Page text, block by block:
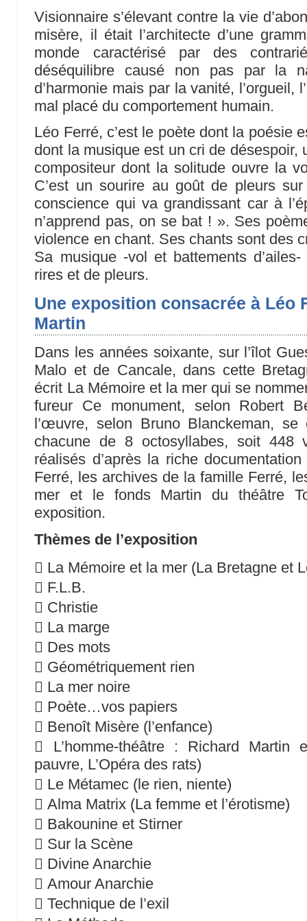
Visionnaire s’élevant contre la vie
misère, il était l’architecte d’une
monde caractérisé par des
déséquilibre causé non pas par la
d’harmonie mais par la vanité, l’orgueil,
mal placé du comportement humain.
Léo Ferré, c’est le poète dont la poésie
dont la musique est un cri de désespoir,
compositeur dont la solitude ouvre la
C’est un sourire au goût de pleurs
conscience qui va grandissant car à
n’apprend pas, on se bat ! ». Ses
violence en chant. Ses chants sont des
Sa musique -vol et battements
rires et de pleurs.
Une exposition consacrée à Léo
Martin
Dans les années soixante, sur l’îlot
Malo et de Cancale, dans cette
écrit La Mémoire et la mer qui se
fureur Ce monument, selon Robert
l’œuvre, selon Bruno Blanckeman,
chacune de 8 octosyllabes, soit 448
réalisés d’après la riche
Ferré, les archives de la famille Ferré,
mer et le fonds Martin du théâtre
exposition.
Thèmes de l’exposition
 La Mémoire et la mer (La Bretagne et
 F.L.B.
 Christie
 La marge
 Des mots
 Géométriquement rien
 La mer noire
 Poète…vos papiers
 Benoît Misère (l’enfance)
 L’homme-théâtre : Richard Martin
pauvre, L’Opéra des rats)
 Le Métamec (le rien, niente)
 Alma Matrix (La femme et l’érotisme)
 Bakounine et Stirner
 Sur la Scène
 Divine Anarchie
 Amour Anarchie
 Technique de l’exil